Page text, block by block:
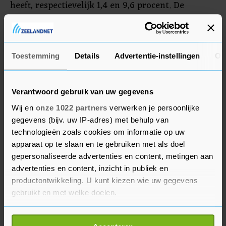
Toestemming Details Advertentie-instellingen
Verantwoord gebruik van uw gegevens
Wij en onze 1022 partners verwerken je persoonlijke
gegevens (bijv. uw IP-adres) met behulp van
technologieën zoals cookies om informatie op uw
apparaat op te slaan en te gebruiken met als doel
gepersonaliseerde advertenties en content, metingen aan
advertenties en content, inzicht in publiek en
productontwikkeling. U kunt kiezen wie uw gegevens
gebruikt en met welke doelen.
Als u het toestaat, willen we ook graag:
heeft, respectievelijk 1,4 en 9,6 procent. De
farmaceuten hebben goedkeuring aangevraagd
bij de Amerikaanse geneesmiddelenautoriteit
FDA voor hun vaccin tegen Covid-19.
Branchegenoot Moderna, dat een vergelijkbaar
vaccin ontwikkelt, won ruim 5 procent aan
beurswaarde.
McAfee
Softwarebeveiliger McAfee kwam voor het eerst
sinds hij weer terugkeerde op de beurs met een
kwartaalupdate en verloor 3,4 procent. Foot
Locker kon beleggers ook niet overtuigen met de
nieuwste kwartaalcijfers en verloor 5 procent.